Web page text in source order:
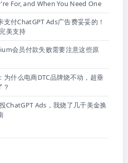
For, and When You Need One
付ChatGPT Ads广告费妥妥的！
美支持
会员付款失败需要注意这些原
为什么电商DTC品牌烧不动，超垂
ChatGPT Ads，我烧了几千美金换